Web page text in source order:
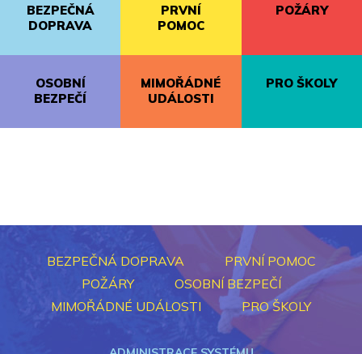
BEZPEČNÁ
DOPRAVA
PRVNÍ
POMOC
POŽÁRY
OSOBNÍ
BEZPEČÍ
MIMOŘÁDNÉ
UDÁLOSTI
PRO ŠKOLY
BEZPEČNÁ DOPRAVA
PRVNÍ POMOC
POŽÁRY
OSOBNÍ BEZPEČÍ
MIMOŘÁDNÉ UDÁLOSTI
PRO ŠKOLY